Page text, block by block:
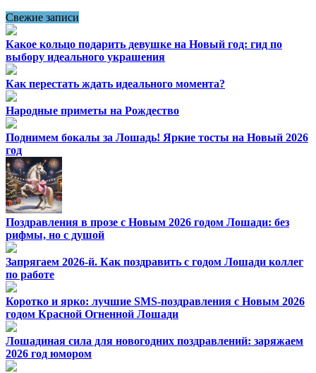
Свежие записи
Какое кольцо подарить девушке на Новый год: гид по
выбору идеального украшения
Как перестать ждать идеального момента?
Народные приметы на Рождество
Поднимем бокалы за Лошадь! Яркие тосты на Новый 2026
год
Поздравления в прозе с Новым 2026 годом Лошади: без
рифмы, но с душой
Запрягаем 2026-й. Как поздравить с годом Лошади коллег
по работе
Коротко и ярко: лучшие SMS-поздравления с Новым 2026
годом Красной Огненной Лошади
Лошадиная сила для новогодних поздравлений: заряжаем
2026 год юмором